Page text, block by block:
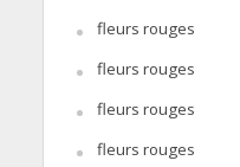
fleurs rouges
fleurs rouges
fleurs rouges
fleurs rouges